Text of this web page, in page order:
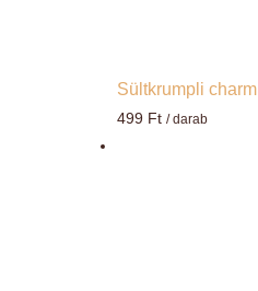
Sültkrumpli charm
499 Ft / darab